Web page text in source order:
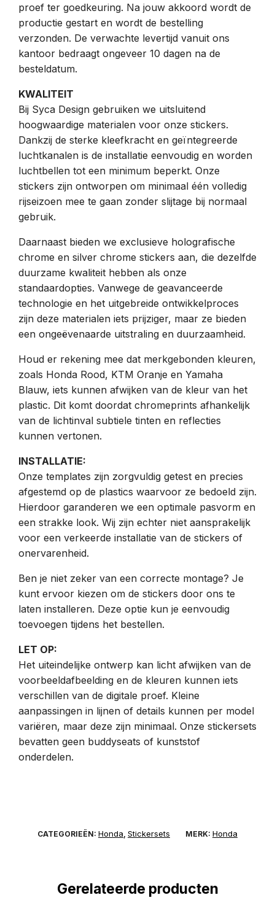
proef ter goedkeuring. Na jouw akkoord wordt de
productie gestart en wordt de bestelling
verzonden. De verwachte levertijd vanuit ons
kantoor bedraagt ongeveer 10 dagen na de
besteldatum.
KWALITEIT
Bij Syca Design gebruiken we uitsluitend
hoogwaardige materialen voor onze stickers.
Dankzij de sterke kleefkracht en geïntegreerde
luchtkanalen is de installatie eenvoudig en worden
luchtbellen tot een minimum beperkt. Onze
stickers zijn ontworpen om minimaal één volledig
rijseizoen mee te gaan zonder slijtage bij normaal
gebruik.
Daarnaast bieden we exclusieve holografische
chrome en silver chrome stickers aan, die dezelfde
duurzame kwaliteit hebben als onze
standaardopties. Vanwege de geavanceerde
technologie en het uitgebreide ontwikkelproces
zijn deze materialen iets prijziger, maar ze bieden
een ongeëvenaarde uitstraling en duurzaamheid.
Houd er rekening mee dat merkgebonden kleuren,
zoals Honda Rood, KTM Oranje en Yamaha
Blauw, iets kunnen afwijken van de kleur van het
plastic. Dit komt doordat chromeprints afhankelijk
van de lichtinval subtiele tinten en reflecties
kunnen vertonen.
INSTALLATIE:
Onze templates zijn zorgvuldig getest en precies
afgestemd op de plastics waarvoor ze bedoeld zijn.
Hierdoor garanderen we een optimale pasvorm en
een strakke look. Wij zijn echter niet aansprakelijk
voor een verkeerde installatie van de stickers of
onervarenheid.
Ben je niet zeker van een correcte montage? Je
kunt ervoor kiezen om de stickers door ons te
laten installeren. Deze optie kun je eenvoudig
toevoegen tijdens het bestellen.
LET OP:
Het uiteindelijke ontwerp kan licht afwijken van de
voorbeeldafbeelding en de kleuren kunnen iets
verschillen van de digitale proef. Kleine
aanpassingen in lijnen of details kunnen per model
variëren, maar deze zijn minimaal. Onze stickersets
bevatten geen buddyseats of kunststof
onderdelen.
CATEGORIEËN: Honda Stickersets MERK: Honda
Gerelateerde producten